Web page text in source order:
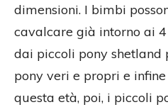
dimensioni. I bimbi
cavalcare già intorno ai
dai piccoli pony shetland
pony veri e propri e
questa età, poi, i piccoli